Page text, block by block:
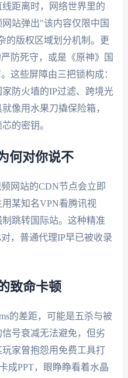
距离时，网络世界里的
站弹出"该内容仅限中国
的版权区域划分机制。更
防死守，或是《原神》国
这些屏障由三把锁构成：
防火墙的IP过滤、跨境光
像用水果刀撬保险箱，
的密钥。
何对你说不
网站的CDN节点会立即
某知名VPN看腾讯视
跳转国际站。这种精准
，普通代理IP早已被收录
致命卡顿
的差距，可能是五杀与被
号衰减无法避免，但劣
家曾抱怨用免费工具打
成PPT，眼睁睁看着水晶